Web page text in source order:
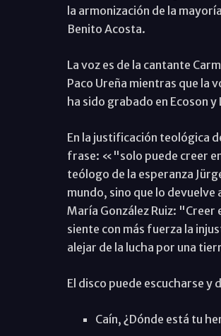
la armonización de la
Benito Acosta.
La voz es de la cantante
Paco Ureña mientras que la
ha sido grabado en Ecoson y
En la justificación teológica
frase: «"solo puede creer en
teólogo de la esperanza
mundo, sino que lo
María González Ruiz: "Creer
siente con más fuerza la
alejar de la lucha por una
El disco puede escucharse
Caín, ¿Dónde está tu